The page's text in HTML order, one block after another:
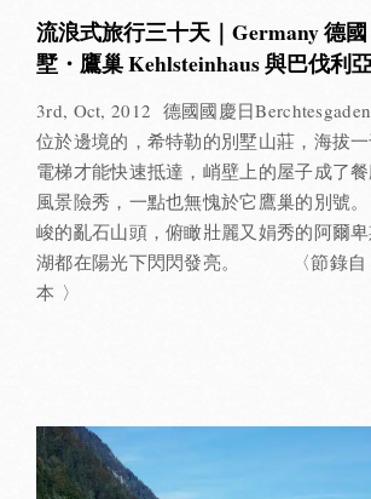
流浪式旅行三十天｜Germany 德
墅・鷹巢 Kehlsteinhaus 與巴伐利
3rd, Oct, 2012 德國國慶日
位於邊境的，希特勒的別墅山莊，海拔
電梯才能快速抵達，峭壁上的屋子成了餐
風景險秀，一點也無愧於它鷹巢的別號
峻的亂石山頭，俯瞰壯麗又娟秀的阿爾
湖都在陽光下閃閃發亮。 〈節錄自
本 〉